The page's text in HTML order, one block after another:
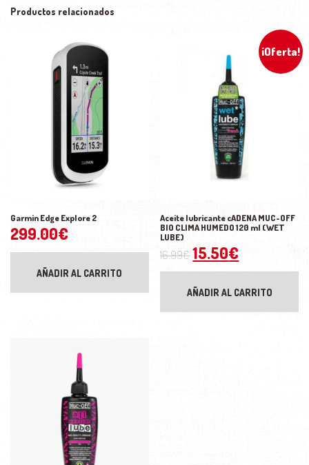
Productos relacionados
Garmin Edge Explore 2
299.00€
AÑADIR AL CARRITO
¡Oferta!
Aceite lubricante cADENA MUC-OFF
BIO CLIMA HUMEDO 120 ml (WET
LUBE)
16.99€ El precio original
15.50€
AÑADIR AL CARRITO